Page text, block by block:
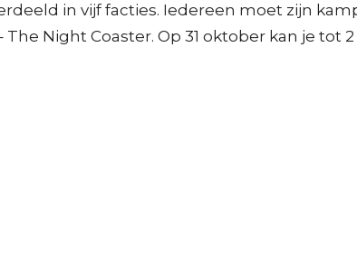
in vijf facties. Iedereen moet zijn
Night Coaster. Op 31 oktober kan je tot 2